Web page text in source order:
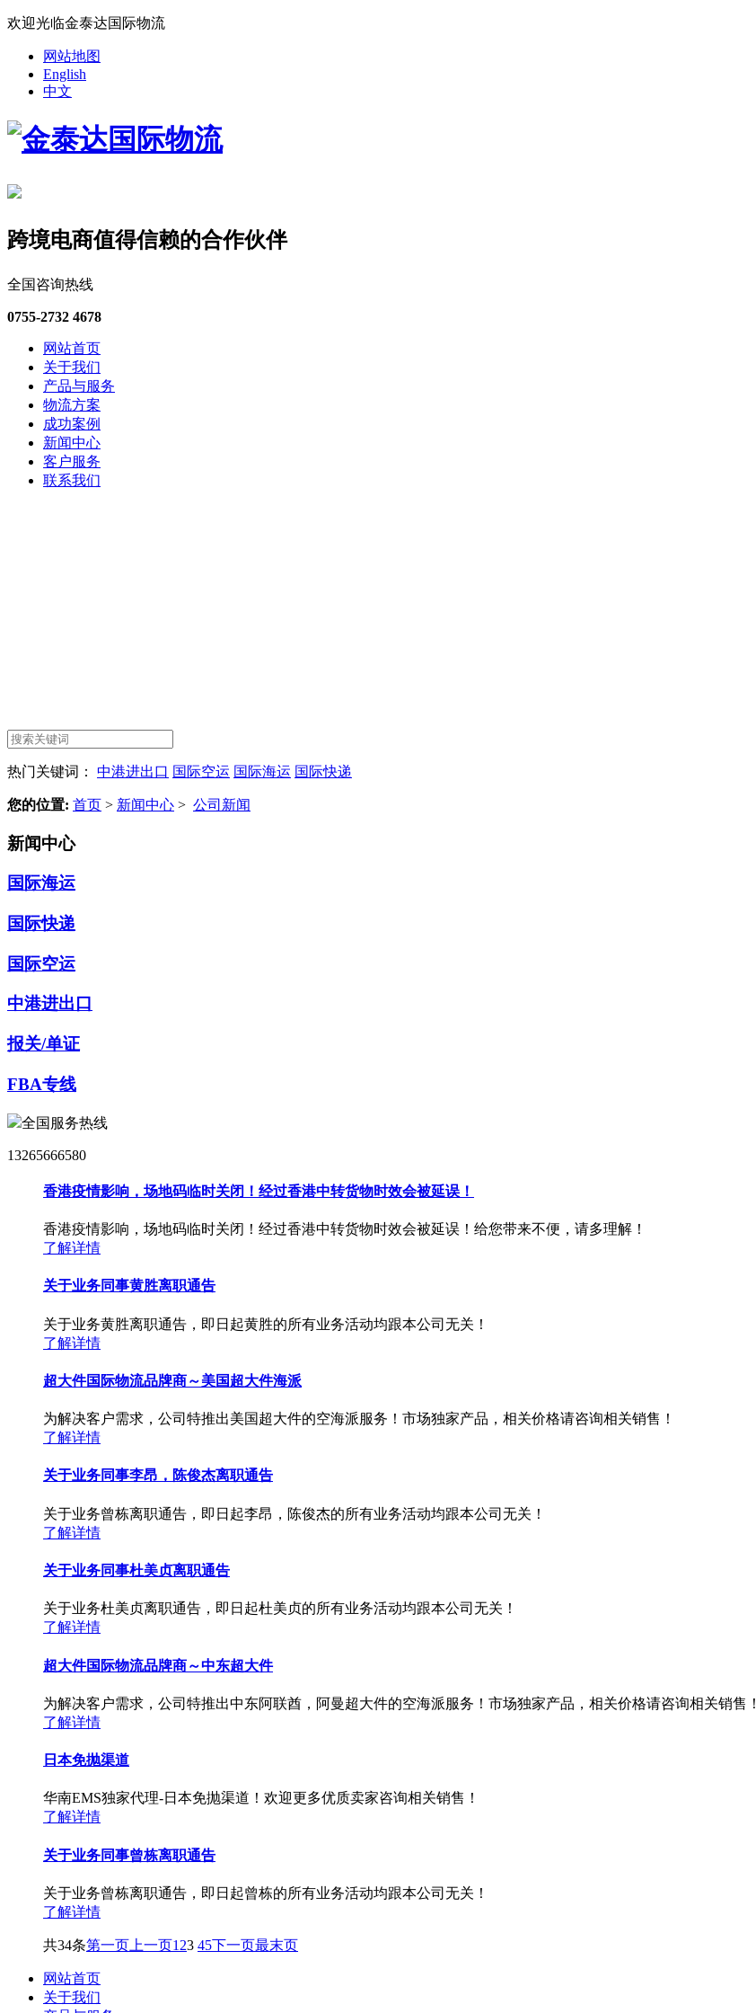
欢迎光临金泰达国际物流
网站地图
English
中文
跨境电商值得信赖的合作伙伴
全国咨询热线
0755-2732 4678
网站首页
关于我们
产品与服务
物流方案
成功案例
新闻中心
客户服务
联系我们
热门关键词： 中港进出口 国际空运 国际海运 国际快递
您的位置: 首页 > 新闻中心 > 公司新闻
新闻中心
国际海运
国际快递
国际空运
中港进出口
报关/单证
FBA专线
全国服务热线
13265666580
香港疫情影响，场地码临时关闭！经过香港中转货物时效会被延误！
香港疫情影响，场地码临时关闭！经过香港中转货物时效会被延误！给您带来不便，请多理解！
了解详情
关于业务同事黄胜离职通告
关于业务黄胜离职通告，即日起黄胜的所有业务活动均跟本公司无关！
了解详情
超大件国际物流品牌商～美国超大件海派
为解决客户需求，公司特推出美国超大件的空海派服务！市场独家产品，相关价格请咨询相关销售！
了解详情
关于业务同事李昂，陈俊杰离职通告
关于业务曾栋离职通告，即日起李昂，陈俊杰的所有业务活动均跟本公司无关！
了解详情
关于业务同事杜美贞离职通告
关于业务杜美贞离职通告，即日起杜美贞的所有业务活动均跟本公司无关！
了解详情
超大件国际物流品牌商～中东超大件
为解决客户需求，公司特推出中东阿联酋，阿曼超大件的空海派服务！市场独家产品，相关价格请咨询相关销售！
了解详情
日本免抛渠道
华南EMS独家代理-日本免抛渠道！欢迎更多优质卖家咨询相关销售！
了解详情
关于业务同事曾栋离职通告
关于业务曾栋离职通告，即日起曾栋的所有业务活动均跟本公司无关！
了解详情
共34条第一页 上一页1 23 45下一页最末页
网站首页
关于我们